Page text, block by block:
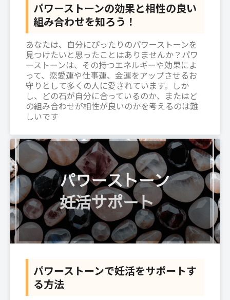
パワーストーンの効果と相性の良い
組み合わせを知ろう！
あなたは、自分にぴったりのパワーストーンを
見つけたいと思ったことはありませんか？パワ
ーストーンは、その持つエネルギーや効果によ
って、恋愛運や仕事運、金運をアップさせるお
守りとして多くの人に愛されています。しか
し、どの石が自分に合っているのか、またはど
の組み合わせが相性が良いのかを考えるのは難
しいです
パワーストーンで妊活をサポートす
る方法